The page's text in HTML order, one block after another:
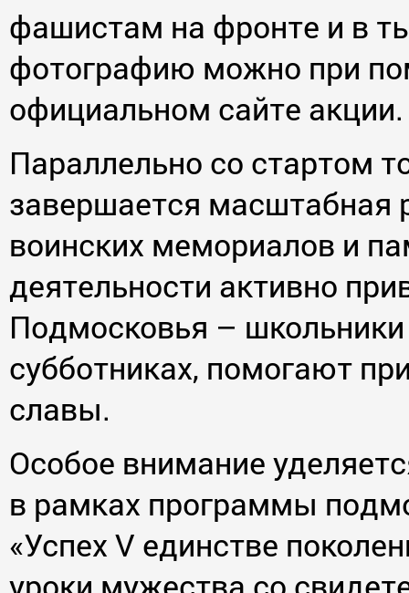
фашистам на фронте и в
фотографию можно при
официальном сайте
Параллельно со стартом
завершается масштабная
воинских мемориалов и
деятельности активно
Подмосковья –
субботниках, помогают
славы.
Особое внимание
в рамках программы
«Успех V единстве